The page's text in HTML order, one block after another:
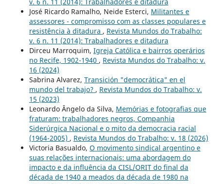
José Ricardo Ramalho, Neide Esterci, Militantes e
assessores - compromisso com as classes populares e
resistência à ditadura , Revista Mundos do Trabalho:
v. 6 n. 11 (2014): Trabalhadores e ditadura
Dirceu Marroquim, Igreja Católica e bairros operários
no Recife, 1902-1940 , Revista Mundos do Trabalho: v.
16 (2024)
Sabrina Alvarez, Transición "democrática" en el
mundo del trabajo? , Revista Mundos do Trabalho: v.
15 (2023)
Leonardo Ângelo da Silva, Memórias e fotografias que
fraturam: trabalhadores negros, Companhia
Siderúrgica Nacional e o mito da democracia racial
(1964-2005) , Revista Mundos do Trabalho: v. 18 (2026)
Victoria Basualdo, O movimento sindical argentino e
suas relações internacionais: uma abordagem do
impacto e da influência da CISL/ORIT do final da
década de 1940 a meados da década de 1980 na